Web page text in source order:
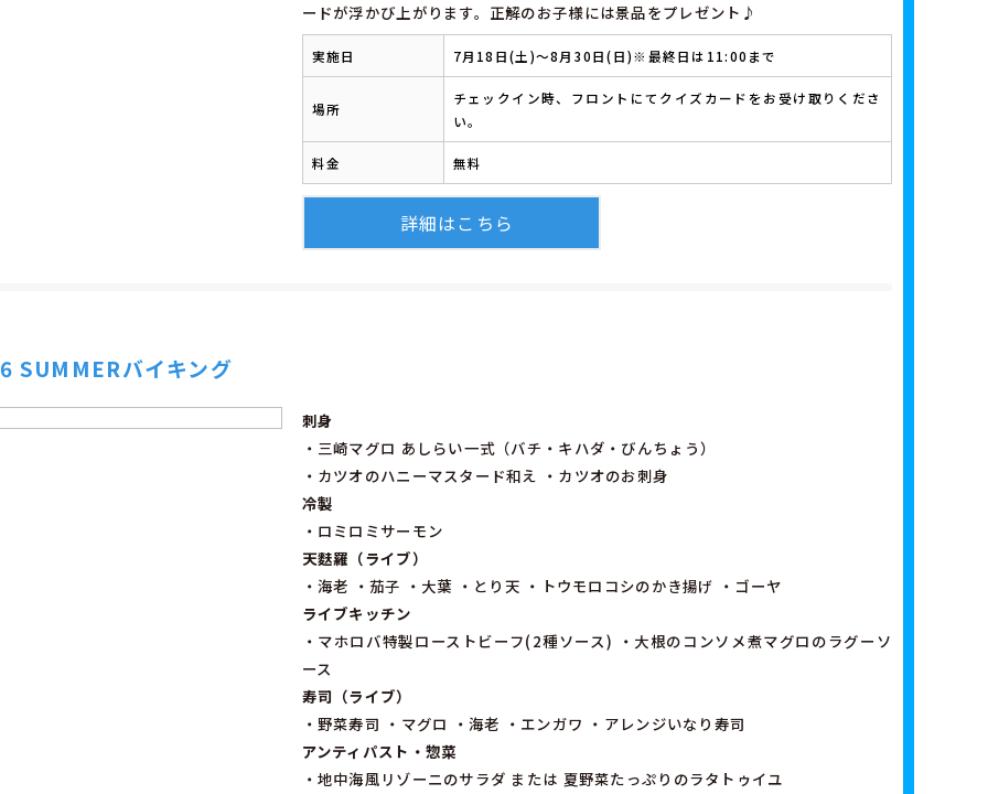
ードが浮かび上がります。正解のお子様には景品をプレゼント♪
実施日 7月18日(土)～8月30日(日)※最終日は11:00まで
場所
チェックイン時、フロントにてクイズカードをお受け取りくださ
い。
料金 無料
詳細はこちら
SUMMERバイキング
刺身
・三崎マグロ あしらい一式（バチ・キハダ・びんちょう）
・カツオのハニーマスタード和え ・カツオのお刺身
冷製
・ロミロミサーモン
天麩羅（ライブ）
・海老 ・茄子 ・大葉 ・とり天 ・トウモロコシのかき揚げ ・ゴーヤ
ライブキッチン
・マホロバ特製ローストビーフ(2種ソース) ・大根のコンソメ煮マグロのラグーソ
ース
寿司（ライブ）
・野菜寿司 ・マグロ ・海老 ・エンガワ ・アレンジいなり寿司
アンティパスト・惣菜
・地中海風リゾーニのサラダ または 夏野菜たっぷりのラタトゥイユ